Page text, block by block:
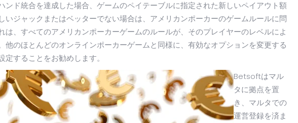
ンド統合を達成した場合、ゲームのペイテーブルに指定された新しいペイアウト額
いジャックまたはベッターでない場合は、アメリカンポーカーのゲームルールに問
は、すべてのアメリカンポーカーゲームのルールが、そのプレイヤーのレベルによ
他のほとんどのオンラインポーカーゲームと同様に、有効なオプションを変更する
定することをお勧めします。
Betsoftはマル
タに拠点を置
き、マルタでの
運営登録を済ま